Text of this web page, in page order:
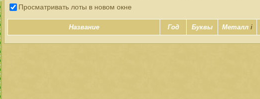
Просматривать лоты в новом окне
Название Год Буквы Металл i